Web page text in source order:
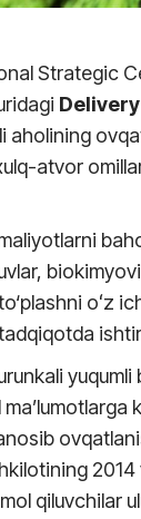
Strategic
aholining
atvor
oʻz
yuqumli
qiluvchilar